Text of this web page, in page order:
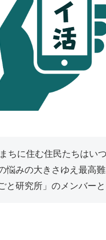
ちに住む住民たちはい
悩みの大きさゆえ最高
と研究所」のメンバー